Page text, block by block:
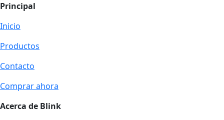
Principal
Inicio
Productos
Contacto
Comprar ahora
Acerca de Blink